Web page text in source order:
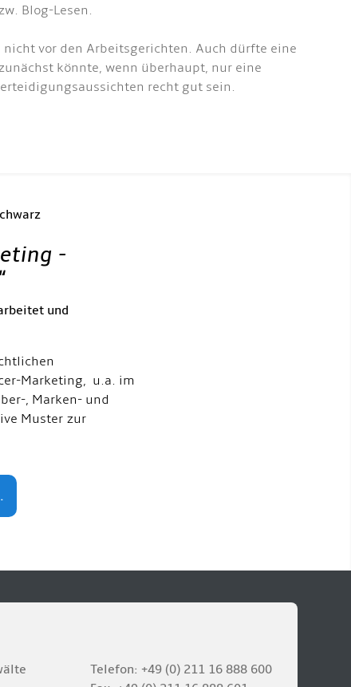
Blog-Lesen.
vor den Arbeitsgerichten. Auch dürfte eine
könnte, wenn überhaupt, nur eine
recht gut sein.
-
und
Marketing, u.a. im
, Marken- und
Muster zur
Telefon: +49 (0) 211 16 888 600